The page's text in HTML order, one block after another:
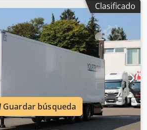
informaciones deben considerarse
no vinculante y no sustituyen a
detallado a la hora de decidir
son vinculantes las disposiciones
de compraventa. Cambios,
y venta previa reservados. Se
nuestras condiciones generales de
speak English - On parle français - ??
po polsku - Hablamos español -
Parliamo italiano
Clasificado
Guardar búsqueda